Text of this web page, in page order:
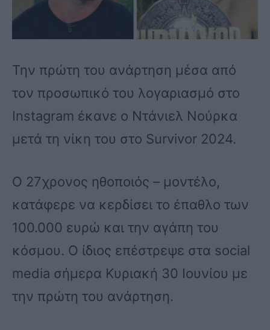
Την πρώτη του ανάρτηση μέσα από
τον προσωπικό του λογαριασμό στο
Instagram έκανε ο Ντάνιελ Νούρκα
μετά τη νίκη του στο Survivor 2024.
Ο 27χρονος ηθοποιός – μοντέλο,
κατάφερε να κερδίσει το έπαθλο των
100.000 ευρώ και την αγάπη του
κόσμου. Ο ίδιος επέστρεψε στα social
media σήμερα Κυριακή 30 Ιουνίου με
την πρώτη του ανάρτηση.